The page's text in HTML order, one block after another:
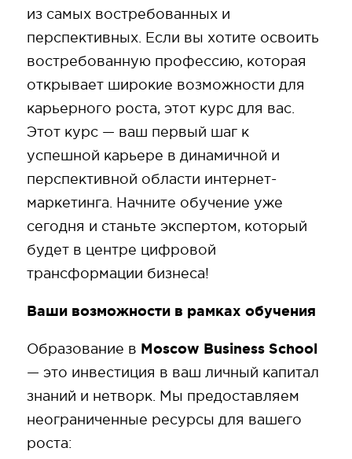
из самых востребованных и
перспективных. Если вы хотите освоить
востребованную профессию, которая
открывает широкие возможности для
карьерного роста, этот курс для вас.
Этот курс — ваш первый шаг к
успешной карьере в динамичной и
перспективной области интернет-
маркетинга. Начните обучение уже
сегодня и станьте экспертом, который
будет в центре цифровой
трансформации бизнеса!
Ваши возможности в рамках обучения
Образование в Moscow Business School
— это инвестиция в ваш личный капитал
знаний и нетворк. Мы предоставляем
неограниченные ресурсы для вашего
роста: